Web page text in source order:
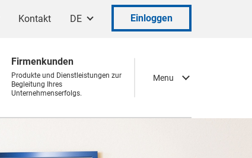
Kontakt DE Einloggen
Menu
Firmenkunden
Produkte und Dienstleistungen zur
Begleitung Ihres
Unternehmenserfolgs.